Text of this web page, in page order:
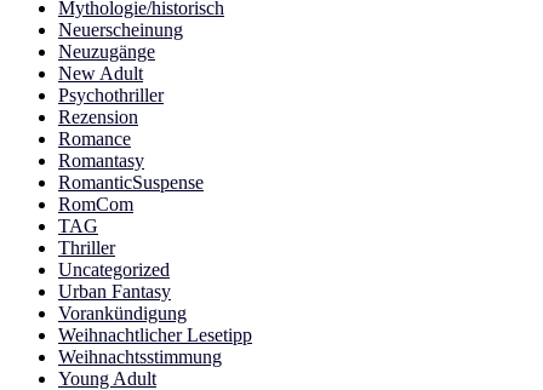
Mythologie/historisch
Neuerscheinung
Neuzugänge
New Adult
Psychothriller
Rezension
Romance
Romantasy
RomanticSuspense
RomCom
TAG
Thriller
Uncategorized
Urban Fantasy
Vorankündigung
Weihnachtlicher Lesetipp
Weihnachtsstimmung
Young Adult